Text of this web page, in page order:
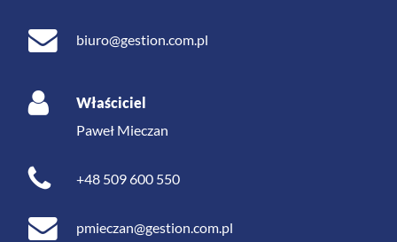
biuro@gestion.com.pl
Właściciel
Paweł Mieczan
+48 509 600 550
pmieczan@gestion.com.pl